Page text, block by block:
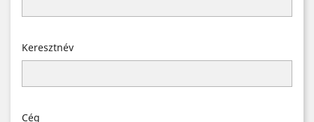
Keresztnév
Cég